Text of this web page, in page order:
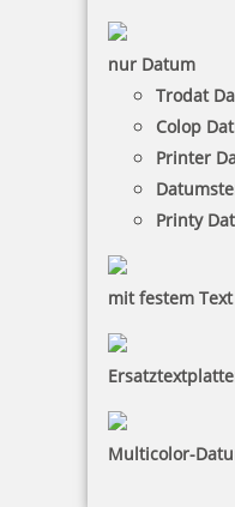
nur Datum
Trodat
Colop
Printer
Printy
mit festem Text
Multicolor-
Geben Sie im
er auf dem
Achten Sie dabei
Text wird 1:1
Hinweise Tragen
Wünsche zur
Satzabteilung /